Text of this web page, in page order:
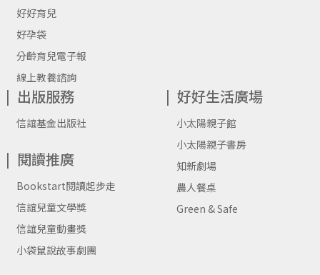
好好育兒
好孕袋
分齡育兒電子報
線上教養諮詢
出版服務
信誼基金出版社
閱讀推廣
Bookstart閱讀起步走
信誼兒童文學獎
信誼兒童動畫獎
小袋鼠說故事劇團
好好生活廣場
小太陽親子館
小太陽親子書房
知新劇場
農人餐桌
Green & Safe